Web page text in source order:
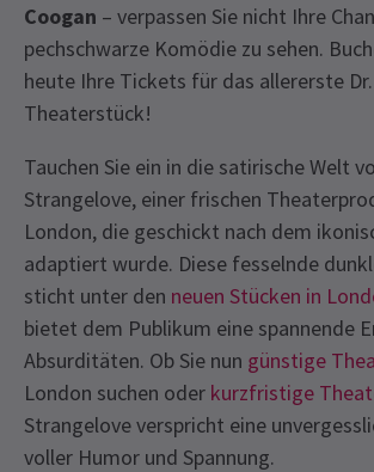
Coogan – verpassen Sie nicht Ihre
pechschwarze Komödie zu sehen.
heute Ihre Tickets für das allererste
Theaterstück!
Tauchen Sie ein in die satirische Welt
Strangelove, einer frischen
London, die geschickt nach dem
adaptiert wurde. Diese fesselnde
sticht unter den neuen Stücken in
bietet dem Publikum eine spannende
Absurditäten. Ob Sie nun günstige
London suchen oder kurzfristige
Strangelove verspricht eine
voller Humor und Spannung.